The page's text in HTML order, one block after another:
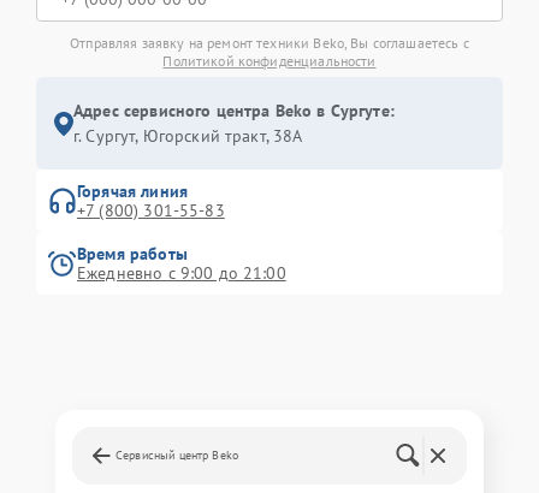
Отправляя заявку на ремонт техники Beko, Вы соглашаетесь с
Политикой конфиденциальности
Адрес сервисного центра Beko в Сургуте:
г. Сургут, Югорский тракт, 38А
Горячая линия
+7 (800) 301-55-83
Время работы
Ежедневно с 9:00 до 21:00
Сервисный центр Beko